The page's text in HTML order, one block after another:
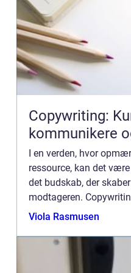
Copywriting:
kommunikere
I en verden, hvor
ressource, kan det
det budskab, der
modtageren.
kunstform; det handler
Viola Rasmusen